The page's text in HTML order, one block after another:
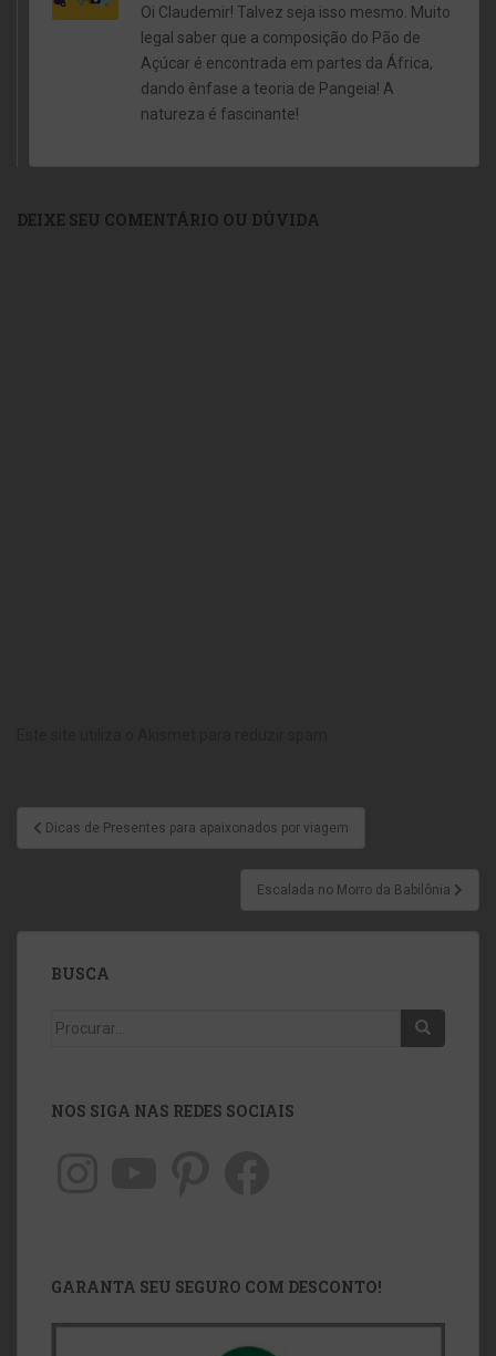
Oi Claudemir! Talvez seja isso mesmo. Muito
legal saber que a composição do Pão de
Açúcar é encontrada em partes da África,
dando ênfase a teoria de Pangeia! A
natureza é fascinante!
DEIXE SEU COMENTÁRIO OU DÚVIDA
Dicas de Presentes para apaixonados por viagem
Escalada no Morro da Babilônia
BUSCA
NOS SIGA NAS REDES SOCIAIS
GARANTA SEU SEGURO COM DESCONTO!